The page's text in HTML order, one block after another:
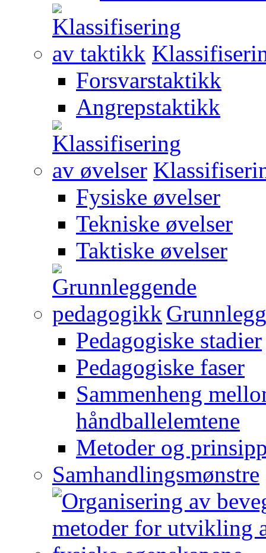
Forsvarstaktikk
Angrepstaktikk
Fysiske øvelser
Tekniske øvelser
Taktiske øvelser
Pedagogiske stadier
Pedagogiske faser
Sammenheng
håndballelemtene
Metoder og
Samhandlingsmønstre